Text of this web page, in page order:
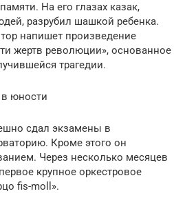
На его глазах казак,
разрубил шашкой ребенка.
напишет произведение
жертв революции», основанное
трагедии.
юности
сдал экзамены в
Кроме этого он
Через несколько месяцев
крупное оркестровое
fis-moll».